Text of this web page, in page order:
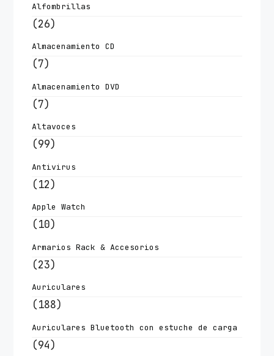
Alfombrillas
(26)
Almacenamiento CD
(7)
Almacenamiento DVD
(7)
Altavoces
(99)
Antivirus
(12)
Apple Watch
(10)
Armarios Rack & Accesorios
(23)
Auriculares
(188)
Auriculares Bluetooth con estuche de carga
(94)